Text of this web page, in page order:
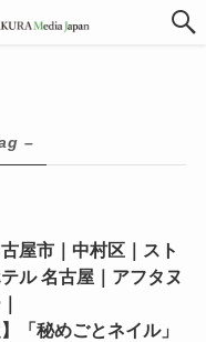
–
屋市｜中村区｜スト
ル 名古屋｜アフタヌ
「秘めごとネイル」